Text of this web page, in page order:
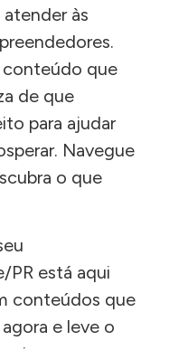
às
que
de que
para ajudar
Navegue
o que
PR está aqui
conteúdos que
e leve o